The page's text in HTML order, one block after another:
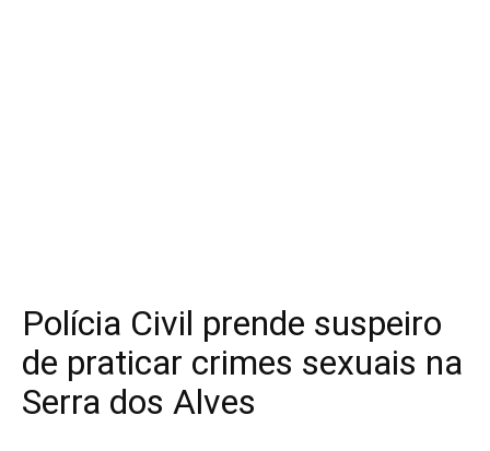
Polícia Civil prende suspeiro
de praticar crimes sexuais na
Serra dos Alves